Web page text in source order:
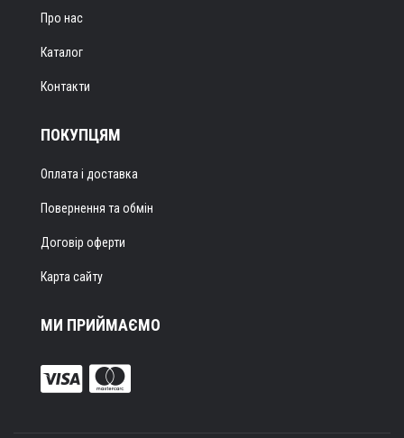
Про нас
Каталог
Контакти
ПОКУПЦЯМ
Оплата і доставка
Повернення та обмін
Договір оферти
Карта сайту
МИ ПРИЙМАЄМО